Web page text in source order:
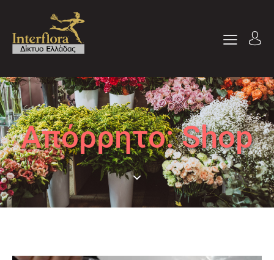
Απόρρητο: Shop